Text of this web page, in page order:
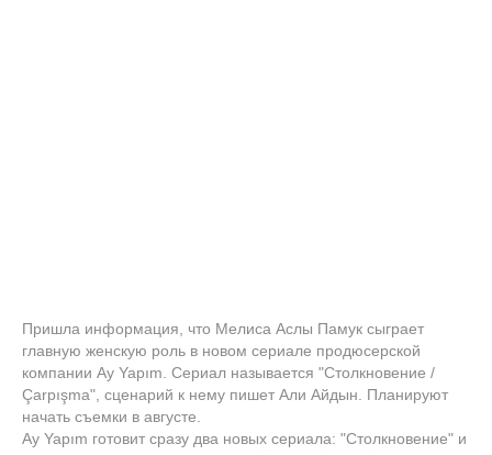
Пришла информация, что Мелиса Аслы Памук сыграет
главную женскую роль в новом сериале продюсерской
компании Ay Yapım. Сериал называется "Столкновение /
Çarpışma", сценарий к нему пишет Али Айдын. Планируют
начать съемки в августе.
Ay Yapım готовит сразу два новых сериала: "Столкновение" и